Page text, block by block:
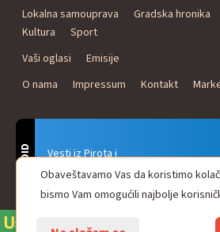
Lokalna samouprava Gradska hronika
Kultura
Sport
Vaši oglasi
Emisije
O nama
Impressum Kontakt
Vesti iz Pirota i
Naxi Plus Radio
Uvek u Vašem džepu!
ANDROID Obaveštavamo Vas da koristimo
bismo Vam omogućili najbolje